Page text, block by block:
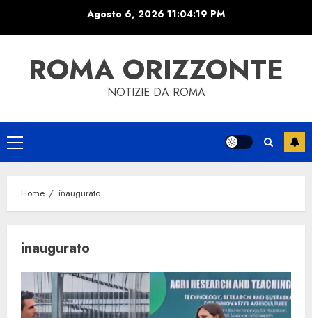
Agosto 6, 2026 11:04:19 PM
ROMA ORIZZONTE
NOTIZIE DA ROMA
Primary
Menu
Home inaugurato
inaugurato